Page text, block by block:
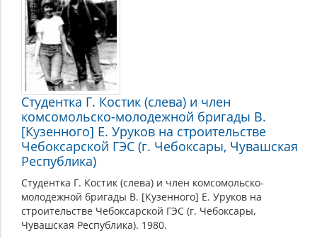
Студентка Г. Костик (слева) и член
комсомольско-молодежной бригады В.
[Кузенного] Е. Уруков на строительстве
Чебоксарской ГЭС (г. Чебоксары, Чувашская
Республика)
Студентка Г. Костик (слева) и член комсомольско-
молодежной бригады В. [Кузенного] Е. Уруков на
строительстве Чебоксарской ГЭС (г. Чебоксары,
Чувашская Республика). 1980.